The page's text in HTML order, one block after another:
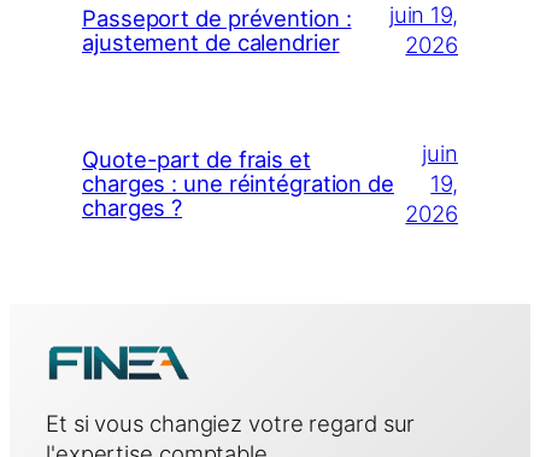
Passeport de prévention :
ajustement de calendrier
juin 19,
2026
Quote-part de frais et
charges : une réintégration de
charges ?
juin
19,
2026
Et si vous changiez votre regard sur